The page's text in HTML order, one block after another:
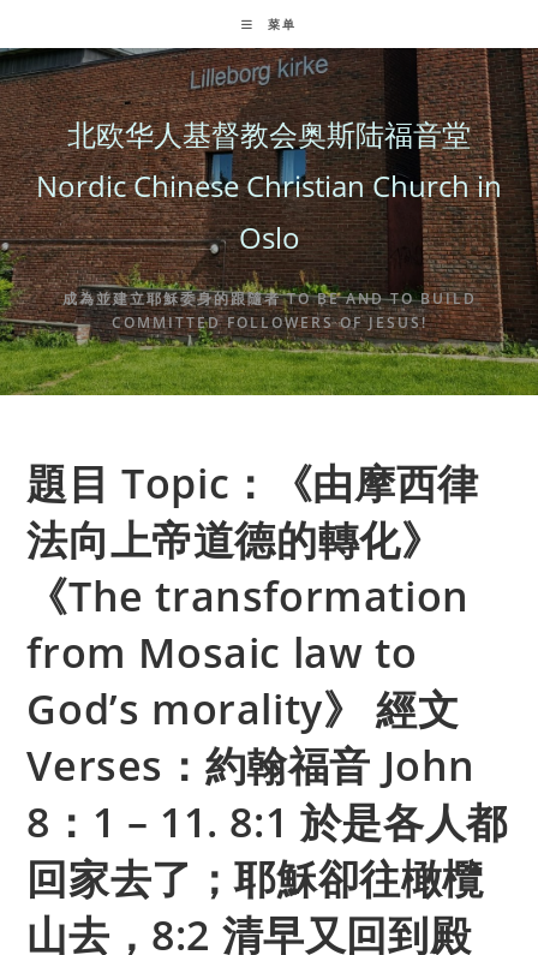
to
content
菜单
北欧华人基督教会奥斯陆福音堂
Nordic Chinese Christian Church in
Oslo
成為並建立耶穌委身的跟隨者 TO BE AND TO BUILD
COMMITTED FOLLOWERS OF JESUS!
題目 Topic：《由摩西律
法向上帝道德的轉化》
《The transformation
from Mosaic law to
God’s morality》 經文
Verses：約翰福音 John
8：1 – 11. 8:1 於是各人都
回家去了；耶穌卻往橄欖
山去，8:2 清早又回到殿